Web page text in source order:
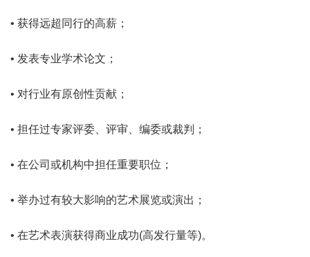
• 获得远超同行的高薪；
• 发表专业学术论文；
• 对行业有原创性贡献；
• 担任过专家评委、评审、编委或裁判；
• 在公司或机构中担任重要职位；
• 举办过有较大影响的艺术展览或演出；
• 在艺术表演获得商业成功(高发行量等)。